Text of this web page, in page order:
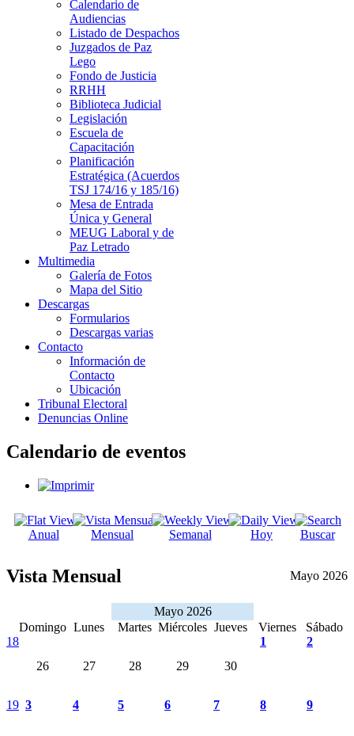
Calendario de
Audiencias
Listado de Despachos
Juzgados de Paz
Lego
Fondo de Justicia
RRHH
Biblioteca Judicial
Legislación
Escuela de
Capacitación
Planificación
Estratégica (Acuerdos
TSJ 174/16 y 185/16)
Mesa de Entrada
Única y General
MEUG Laboral y de
Paz Letrado
Multimedia
Galería de Fotos
Mapa del Sitio
Descargas
Formularios
Descargas varias
Contacto
Información de
Contacto
Ubicación
Tribunal Electoral
Denuncias Online
Calendario de eventos
Anual Mensual Semanal Hoy Buscar
Vista Mensual Mayo 2026
Mayo 2026
Domingo Lunes Martes Miércoles Jueves Viernes
Sábado
18
26
27 28 29 30
1 2
19 3 4 5 6 7 8 9